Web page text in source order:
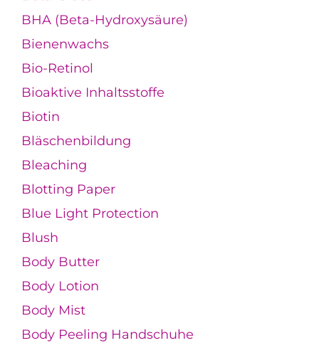
BHA (Beta-Hydroxysäure)
Bienenwachs
Bio-Retinol
Bioaktive Inhaltsstoffe
Biotin
Bläschenbildung
Bleaching
Blotting Paper
Blue Light Protection
Blush
Body Butter
Body Lotion
Body Mist
Body Peeling Handschuhe